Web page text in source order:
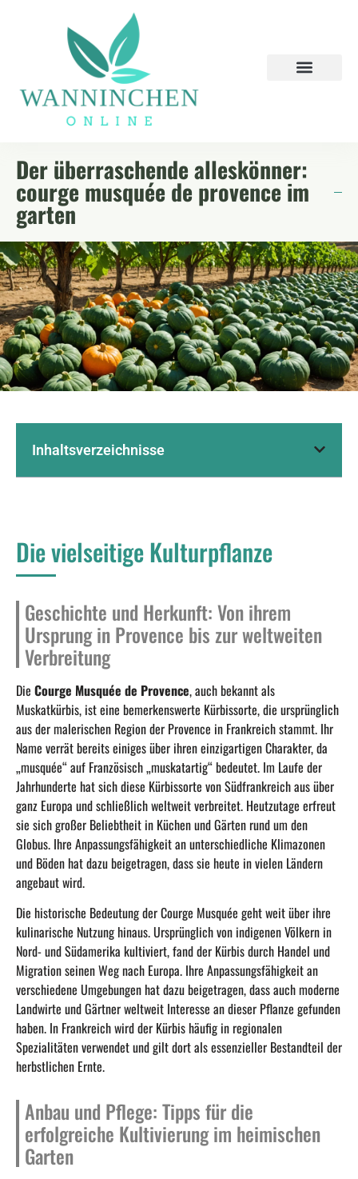
Der überraschende alleskönner:
courge musquée de provence im
garten
Inhaltsverzeichnisse
Die vielseitige Kulturpflanze
Geschichte und Herkunft: Von ihrem
Ursprung in Provence bis zur weltweiten
Verbreitung
Die Courge Musquée de Provence, auch bekannt als
Muskatkürbis, ist eine bemerkenswerte Kürbissorte, die ursprünglich
aus der malerischen Region der Provence in Frankreich stammt. Ihr
Name verrät bereits einiges über ihren einzigartigen Charakter, da
„musquée“ auf Französisch „muskatartig“ bedeutet. Im Laufe der
Jahrhunderte hat sich diese Kürbissorte von Südfrankreich aus über
ganz Europa und schließlich weltweit verbreitet. Heutzutage erfreut
sie sich großer Beliebtheit in Küchen und Gärten rund um den
Globus. Ihre Anpassungsfähigkeit an unterschiedliche Klimazonen
und Böden hat dazu beigetragen, dass sie heute in vielen Ländern
angebaut wird.
Die historische Bedeutung der Courge Musquée geht weit über ihre
kulinarische Nutzung hinaus. Ursprünglich von indigenen Völkern in
Nord- und Südamerika kultiviert, fand der Kürbis durch Handel und
Migration seinen Weg nach Europa. Ihre Anpassungsfähigkeit an
verschiedene Umgebungen hat dazu beigetragen, dass auch moderne
Landwirte und Gärtner weltweit Interesse an dieser Pflanze gefunden
haben. In Frankreich wird der Kürbis häufig in regionalen
Spezialitäten verwendet und gilt dort als essenzieller Bestandteil der
herbstlichen Ernte.
Anbau und Pflege: Tipps für die
erfolgreiche Kultivierung im heimischen
Garten